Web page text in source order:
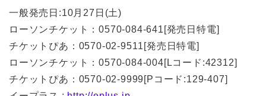
一般発売日:10月27日(土)
ローソンチケット：0570-084-641[発売日特電]
チケットぴあ：0570-02-9511[発売日特電]
ローソンチケット：0570-084-004[Lコード:42312]
チケットぴあ：0570-02-9999[Pコード:129-407]